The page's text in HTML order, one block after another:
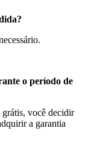
o período de
grátis, você decidir
a garantia